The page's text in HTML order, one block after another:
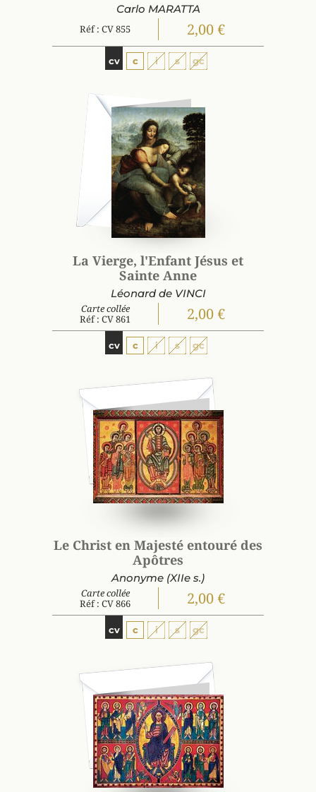
Carlo MARATTA
Réf : CV 855 2,00 €
cv c i s gc
La Vierge, l'Enfant Jésus et
Sainte Anne
Léonard de VINCI
Carte collée
Réf : CV 861
2,00 €
cv c i s gc
Le Christ en Majesté entouré des
Apôtres
Anonyme (XIIe s.)
Carte collée
Réf : CV 866
2,00 €
cv c i s gc